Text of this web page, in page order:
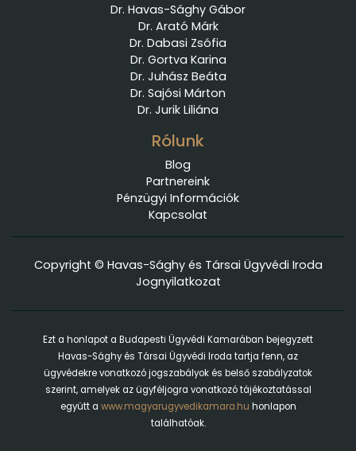
Dr. Havas-Sághy Gábor
Dr. Arató Márk
Dr. Dabasi Zsófia
Dr. Gortva Karina
Dr. Juhász Beáta
Dr. Sajósi Márton
Dr. Jurik Liliána
Rólunk
Blog
Partnereink
Pénzügyi Információk
Kapcsolat
Copyright © Havas-Sághy és Társai Ügyvédi Iroda
Jognyilatkozat
Ezt a honlapot a Budapesti Ügyvédi Kamarában bejegyzett
Havas-Sághy és Társai Ügyvédi Iroda tartja fenn, az
ügyvédekre vonatkozó jogszabályok és belső szabályzatok
szerint, amelyek az ügyféljogra vonatkozó tájékoztatással
együtt a www.magyarugyvedikamara.hu honlapon
találhatóak.